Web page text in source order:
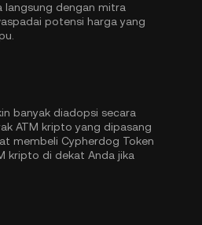
langsung dengan mitra
potensi harga yang
banyak diadopsi secara
ATM kripto yang dipasang
membeli Cypherdog Token
kripto di dekat Anda jika